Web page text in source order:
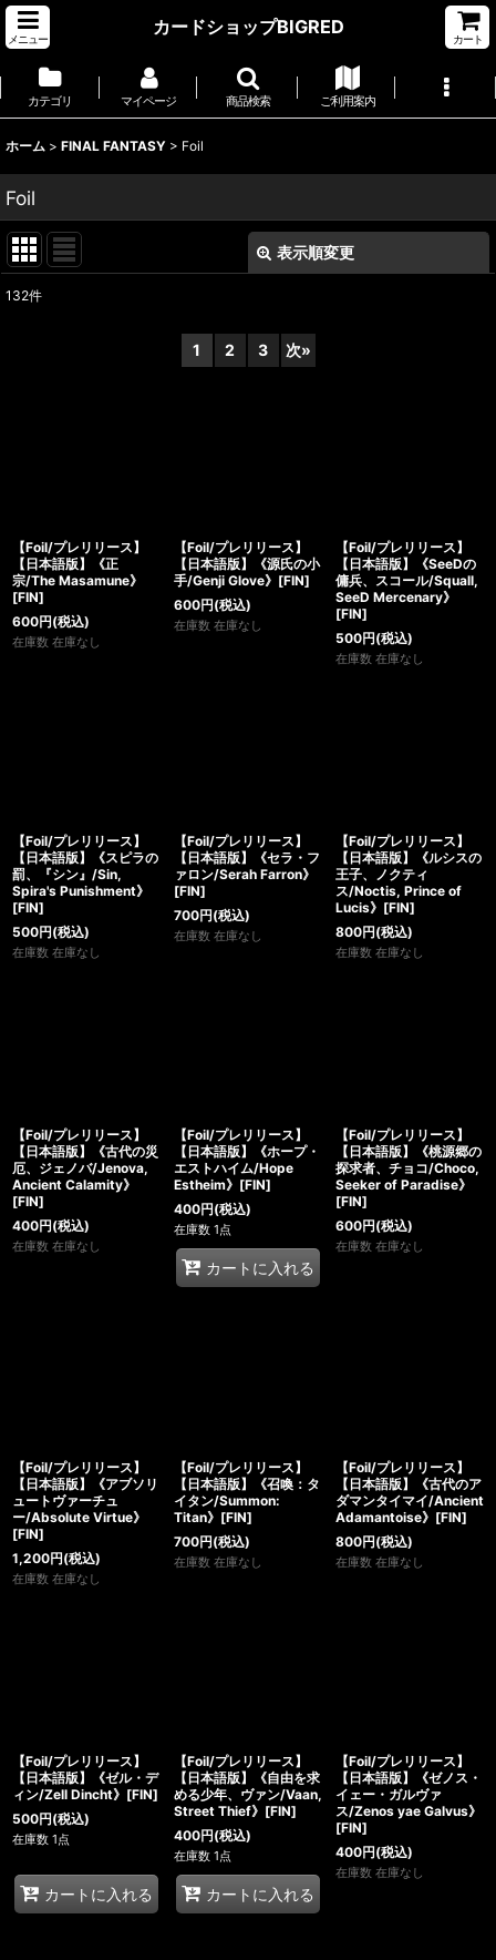
メニュー
カードショップBIGRED
カート
カテゴリ マイページ 商品検索 ご利用案内
ホーム > FINAL FANTASY > Foil
Foil
表示順変更
132件
1 2 3 次»
【Foil/プレリリース】
【日本語版】《正
宗/The Masamune》
[FIN]
600円(税込)
在庫数 在庫なし
【Foil/プレリリース】
【日本語版】《源氏の小
手/Genji Glove》[FIN]
600円(税込)
在庫数 在庫なし
【Foil/プレリリース】
【日本語版】《SeeDの
傭兵、スコール/Squall,
SeeD Mercenary》
[FIN]
500円(税込)
在庫数 在庫なし
【Foil/プレリリース】
【日本語版】《スピラの
罰、『シン』/Sin,
Spira's Punishment》
[FIN]
500円(税込)
在庫数 在庫なし
【Foil/プレリリース】
【日本語版】《セラ・フ
ァロン/Serah Farron》
[FIN]
700円(税込)
在庫数 在庫なし
【Foil/プレリリース】
【日本語版】《ルシスの
王子、ノクティ
ス/Noctis, Prince of
Lucis》[FIN]
800円(税込)
在庫数 在庫なし
【Foil/プレリリース】
【日本語版】《古代の災
厄、ジェノバ/Jenova,
Ancient Calamity》
[FIN]
400円(税込)
在庫数 在庫なし
【Foil/プレリリース】
【日本語版】《ホープ・
エストハイム/Hope
Estheim》[FIN]
400円(税込)
在庫数 1点
カートに入れる
【Foil/プレリリース】
【日本語版】《桃源郷の
探求者、チョコ/Choco,
Seeker of Paradise》
[FIN]
600円(税込)
在庫数 在庫なし
【Foil/プレリリース】
【日本語版】《アブソリ
ュートヴァーチュ
ー/Absolute Virtue》
[FIN]
1,200円(税込)
在庫数 在庫なし
【Foil/プレリリース】
【日本語版】《召喚：タ
イタン/Summon:
Titan》[FIN]
700円(税込)
在庫数 在庫なし
【Foil/プレリリース】
【日本語版】《古代のア
ダマンタイマイ/Ancient
Adamantoise》[FIN]
800円(税込)
在庫数 在庫なし
【Foil/プレリリース】
【日本語版】《ゼル・デ
ィン/Zell Dincht》[FIN]
500円(税込)
在庫数 1点
カートに入れる
【Foil/プレリリース】
【日本語版】《自由を求
める少年、ヴァン/Vaan,
Street Thief》[FIN]
400円(税込)
在庫数 1点
カートに入れる
【Foil/プレリリース】
【日本語版】《ゼノス・
イェー・ガルヴァ
ス/Zenos yae Galvus》
[FIN]
400円(税込)
在庫数 在庫なし